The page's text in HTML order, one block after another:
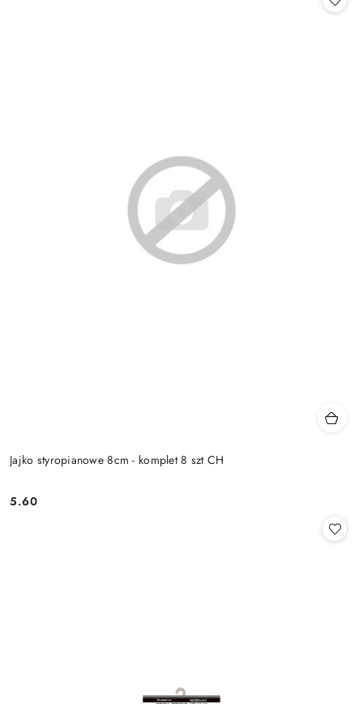
Jajko styropianowe 8cm - komplet 8 szt CH
Cena:
5.60